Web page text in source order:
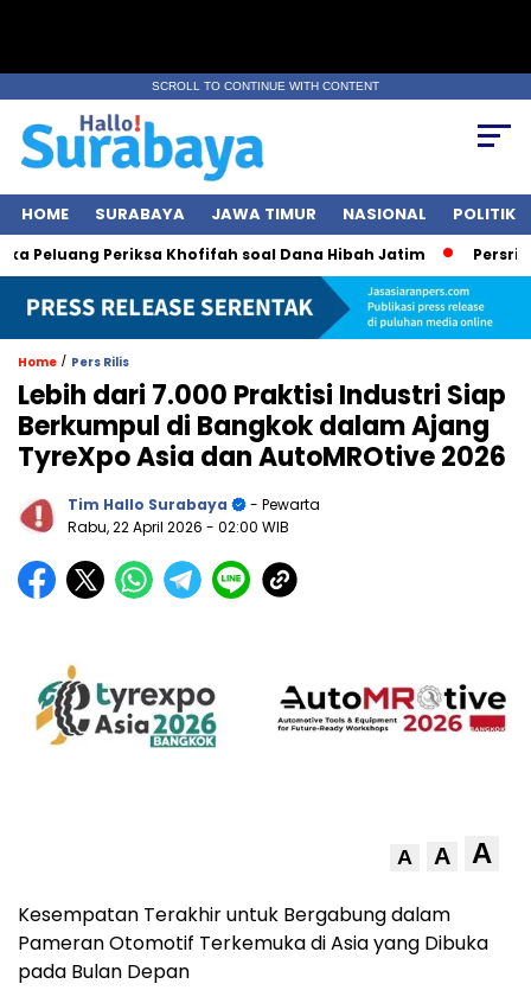
SCROLL TO CONTINUE WITH CONTENT
HOME SURABAYA JAWA TIMUR NASIONAL POLITIK
Periksa Khofifah soal Dana Hibah Jatim
Home / Pers Rilis
Lebih dari 7.000 Praktisi Industri Siap
Berkumpul di Bangkok dalam Ajang
TyreXpo Asia dan AutoMROtive 2026
Tim Hallo Surabaya
- Pewarta
Rabu, 22 April 2026 - 02:00 WIB
A A A
Kesempatan Terakhir untuk Bergabung dalam
Pameran Otomotif Terkemuka di Asia yang Dibuka
pada Bulan Depan